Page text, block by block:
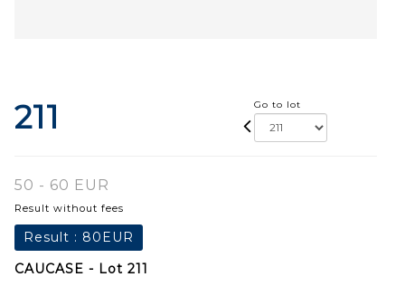
211 Go to lot
50 - 60 EUR
Result without fees
Result : 80EUR
CAUCASE - Lot 211